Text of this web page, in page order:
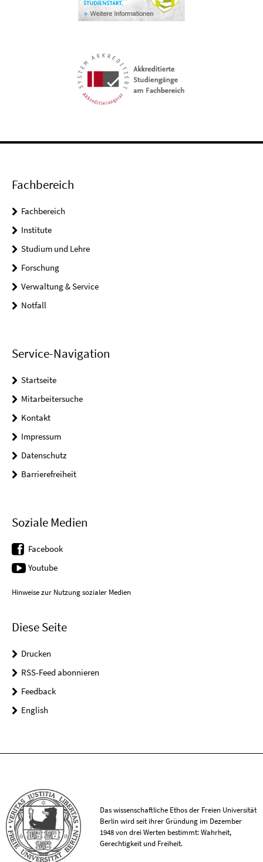
Fachbereich
Fachbereich
Institute
Studium und Lehre
Forschung
Verwaltung & Service
Notfall
Service-Navigation
Startseite
Mitarbeitersuche
Kontakt
Impressum
Datenschutz
Barrierefreiheit
Soziale Medien
Facebook
Youtube
Hinweise zur Nutzung sozialer Medien
Diese Seite
Drucken
RSS-Feed abonnieren
Feedback
English
Das wissenschaftliche Ethos der Freien Universität
Berlin wird seit ihrer Gründung im Dezember
1948 von drei Werten bestimmt: Wahrheit,
Gerechtigkeit und Freiheit.